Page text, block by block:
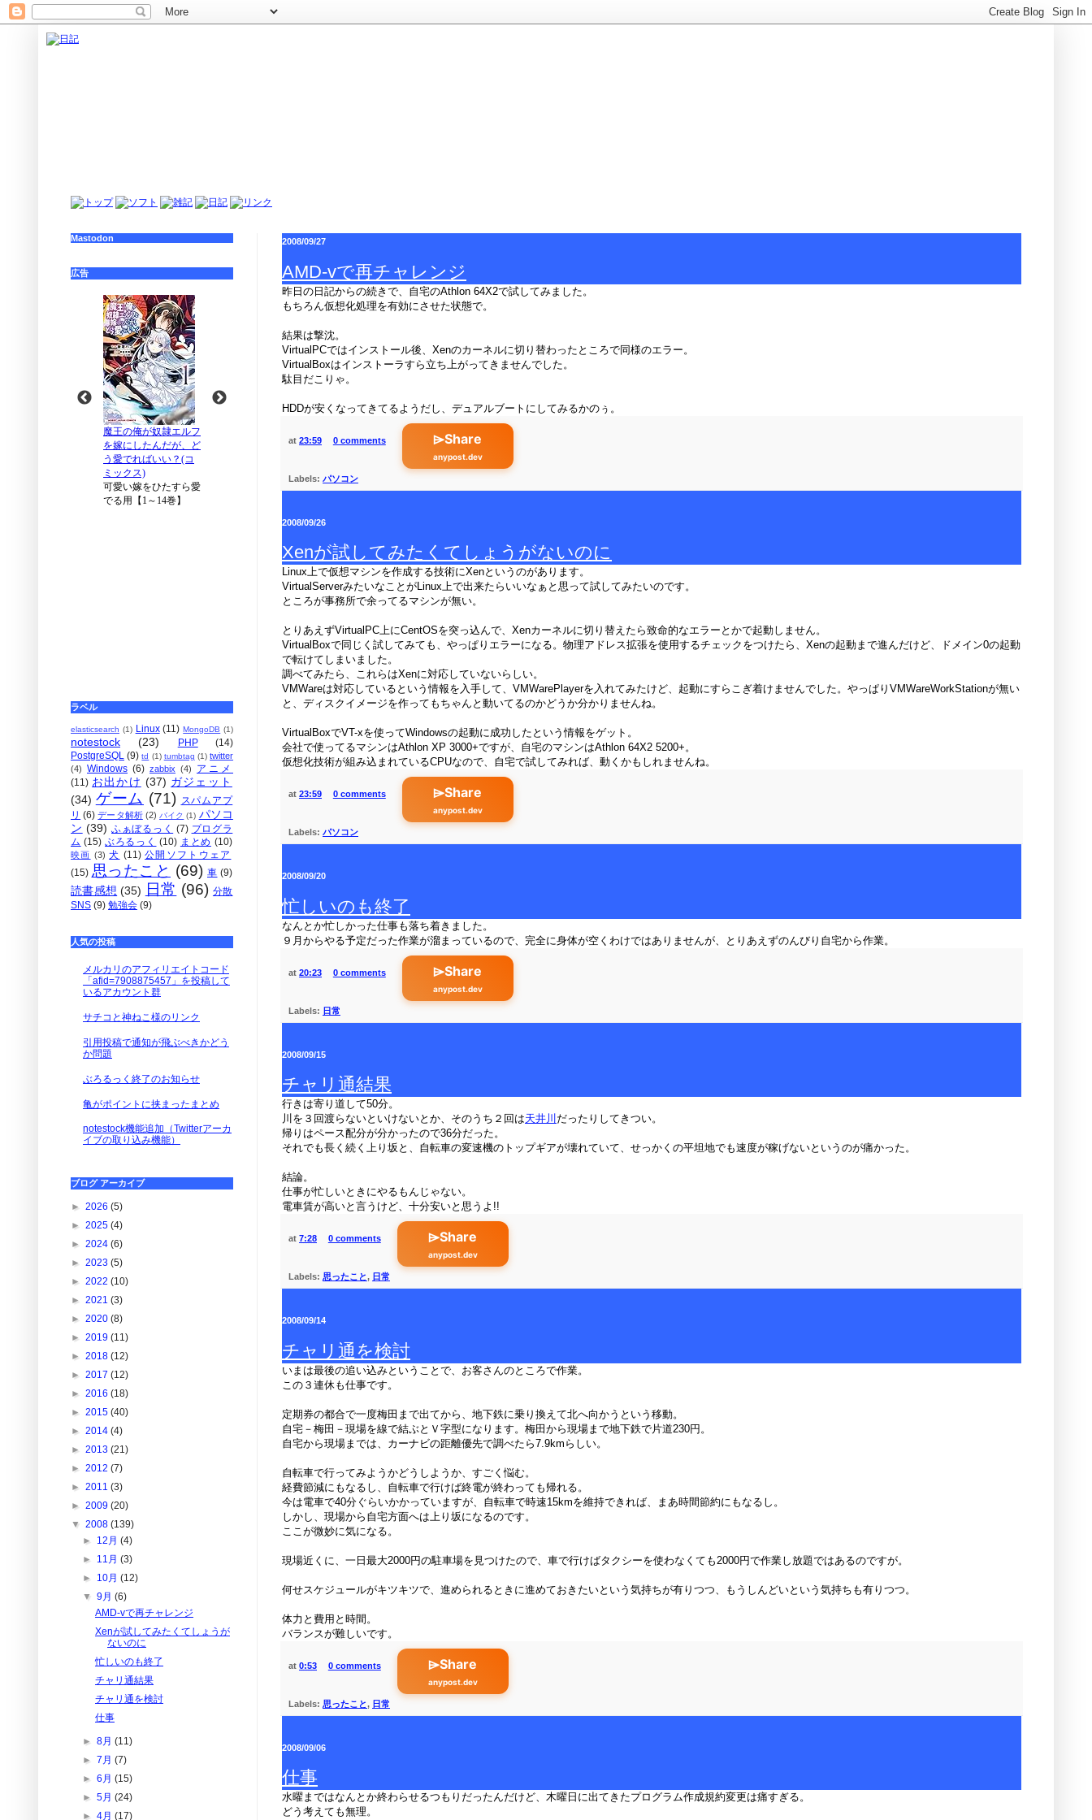
2008/09/27
AMD-vで再チャレンジ
昨日の日記からの続きで、自宅のAthlon 64X2で試してみました。
もちろん仮想化処理を有効にさせた状態で。
結果は撃沈。
VirtualPCではインストール後、Xenのカーネルに切り替わったところで同様のエラー。
VirtualBoxはインストーラすら立ち上がってきませんでした。
駄目だこりゃ。
HDDが安くなってきてるようだし、デュアルブートにしてみるかのぅ。
at 23:59 0 comments ⌲Share
anypost.dev
Labels: パソコン
2008/09/26
Xenが試してみたくてしょうがないのに
Linux上で仮想マシンを作成する技術にXenというのがあります。
VirtualServerみたいなことがLinux上で出来たらいいなぁと思って試してみたいのです。
ところが事務所で余ってるマシンが無い。
とりあえずVirtualPC上にCentOSを突っ込んで、Xenカーネルに切り替えたら致命的なエラーとかで起動しません。
VirtualBoxで同じく試してみても、やっぱりエラーになる。物理アドレス拡張を使用するチェックをつけたら、Xenの起動まで進んだけど、ドメイン0の起動
で転けてしまいました。
調べてみたら、これらはXenに対応していないらしい。
VMWareは対応しているという情報を入手して、VMWarePlayerを入れてみたけど、起動にすらこぎ着けませんでした。やっぱりVMWareWorkStationが無い
と、ディスクイメージを作ってもちゃんと動いてるのかどうか分かりませんね。
VirtualBoxでVT-xを使ってWindowsの起動に成功したという情報をゲット。
会社で使ってるマシンはAthlon XP 3000+ですが、自宅のマシンはAthlon 64X2 5200+。
仮想化技術が組み込まれているCPUなので、自宅で試してみれば、動くかもしれませんね。
at 23:59 0 comments ⌲Share
anypost.dev
Labels: パソコン
2008/09/20
忙しいのも終了
なんとか忙しかった仕事も落ち着きました。
９月からやる予定だった作業が溜まっているので、完全に身体が空くわけではありませんが、とりあえずのんびり自宅から作業。
at 20:23 0 comments ⌲Share
anypost.dev
Labels: 日常
2008/09/15
チャリ通結果
行きは寄り道して50分。
川を３回渡らないといけないとか、そのうち２回は天井川 だったりしてきつい。
帰りはペース配分が分かったので36分だった。
それでも長く続く上り坂と、自転車の変速機のトップギアが壊れていて、せっかくの平坦地でも速度が稼げないというのが痛かった。
結論。
仕事が忙しいときにやるもんじゃない。
電車賃が高いと言うけど、十分安いと思うよ!!
at 7:28 0 comments ⌲Share
anypost.dev
Labels: 思ったこと, 日常
2008/09/14
チャリ通を検討
いまは最後の追い込みということで、お客さんのところで作業。
この３連休も仕事です。
定期券の都合で一度梅田まで出てから、地下鉄に乗り換えて北へ向かうという移動。
自宅－梅田－現場を線で結ぶとＶ字型になります。梅田から現場まで地下鉄で片道230円。
自宅から現場までは、カーナビの距離優先で調べたら7.9kmらしい。
自転車で行ってみようかどうしようか、すごく悩む。
経費節減にもなるし、自転車で行けば終電が終わっても帰れる。
今は電車で40分ぐらいかかっていますが、自転車で時速15kmを維持できれば、まあ時間節約にもなるし。
しかし、現場から自宅方面へは上り坂になるのです。
ここが微妙に気になる。
現場近くに、一日最大2000円の駐車場を見つけたので、車で行けばタクシーを使わなくても2000円で作業し放題ではあるのですが。
何せスケジュールがキツキツで、進められるときに進めておきたいという気持ちが有りつつ、もうしんどいという気持ちも有りつつ。
体力と費用と時間。
バランスが難しいです。
at 0:53 0 comments ⌲Share
anypost.dev
Labels: 思ったこと, 日常
2008/09/06
仕事
水曜まではなんとか終わらせるつもりだったんだけど、木曜日に出てきたプログラム作成規約変更は痛すぎる。
どう考えても無理。
Mastodon
広告
ラベル
elasticsearch (1) Linux (11) MongoDB (1)
notestock (23) PHP
(14)
PostgreSQL (9) td (1) tumbtag (1) twitter
(4) Windows (6) zabbix (4)
アニメ
(11) お出かけ (37) ガジェット
(34) ゲーム (71) スパムアプ
リ (6) データ解析 (2) バイク (1) パソコ
ン (39) ふぁぼるっく (7) プログラ
ム (15) ぶろるっく (10) まとめ (10)
映画 (3) 犬 (11) 公開ソフトウェア
(15) 思ったこと (69) 車 (9)
読書感想 (35) 日常 (96) 分散
SNS (9) 勉強会 (9)
人気の投稿
メルカリのアフィリエイトコード
「afid=7908875457」を投稿して
いるアカウント群
サチコと神ねこ様のリンク
引用投稿で通知が飛ぶべきかどう
か問題
ぶろるっく終了のお知らせ
亀がポイントに挟まったまとめ
notestock機能追加（Twitterアーカ
イブの取り込み機能）
ブログ アーカイブ
► 2026 (5)
► 2025 (4)
► 2024 (6)
► 2023 (5)
► 2022 (10)
► 2021 (3)
► 2020 (8)
► 2019 (11)
► 2018 (12)
► 2017 (12)
► 2016 (18)
► 2015 (40)
► 2014 (4)
► 2013 (21)
► 2012 (7)
► 2011 (3)
► 2009 (20)
▼ 2008 (139)
► 12月(4)
► 11月(3)
► 10月(12)
▼9月(6)
AMD-vで再チャレンジ
Xenが試してみたくてしょうが
ないのに
忙しいのも終了
チャリ通結果
チャリ通を検討
仕事
►8月(11)
►7月(7)
►6月(15)
►5月(24)
►4月(17)